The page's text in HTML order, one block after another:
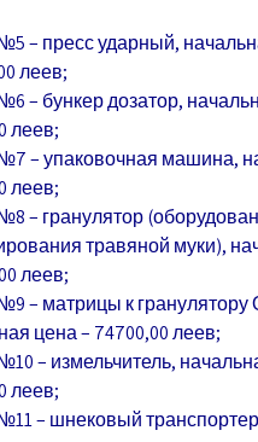
– пресс ударный,
леев;
– бункер дозатор,
леев;
– упаковочная машина,
леев;
– гранулятор
травяной муки),
леев;
– матрицы к
цена – 74700,00 леев;
– измельчитель,
леев;
– шнековый